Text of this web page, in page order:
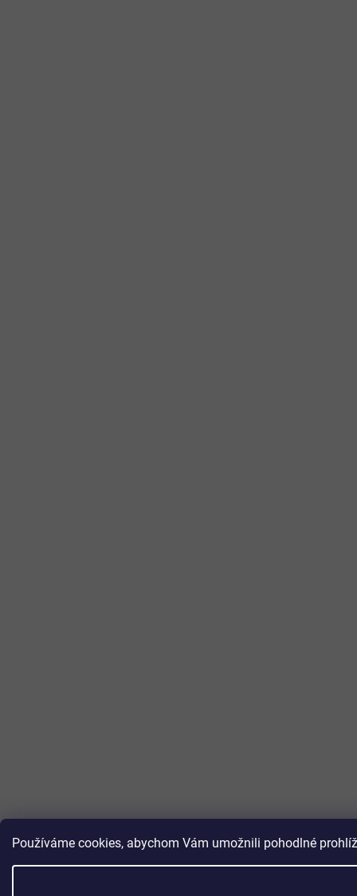
Používáme cookies, abychom Vám umožnili pohodlné